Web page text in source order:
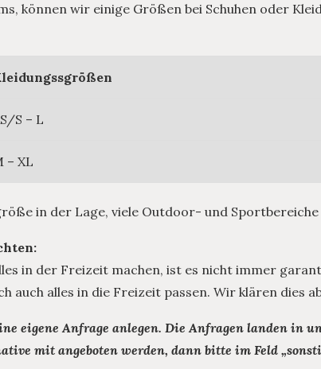
können wir einige Größen bei Schuhen oder
S – L
– XL
in der Lage, viele Outdoor- und
in der Freizeit machen, ist es nicht immer
alles in die Freizeit passen. Wir klären dies
eigene Anfrage anlegen. Die Anfragen landen in
mit angeboten werden, dann bitte im Feld